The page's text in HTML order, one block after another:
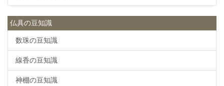
仏具の豆知識
数珠の豆知識
線香の豆知識
神棚の豆知識